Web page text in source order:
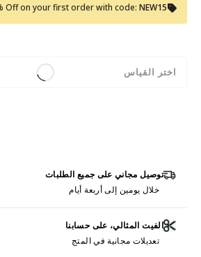
Off on your first order with code: NEW15
اختر القياس
توصيل مجاني على جميع الطلبات
خلال يومين إلى أربعة أيام
الفيت المثالي، على حسابنا
تعديلات مجانية في المتج